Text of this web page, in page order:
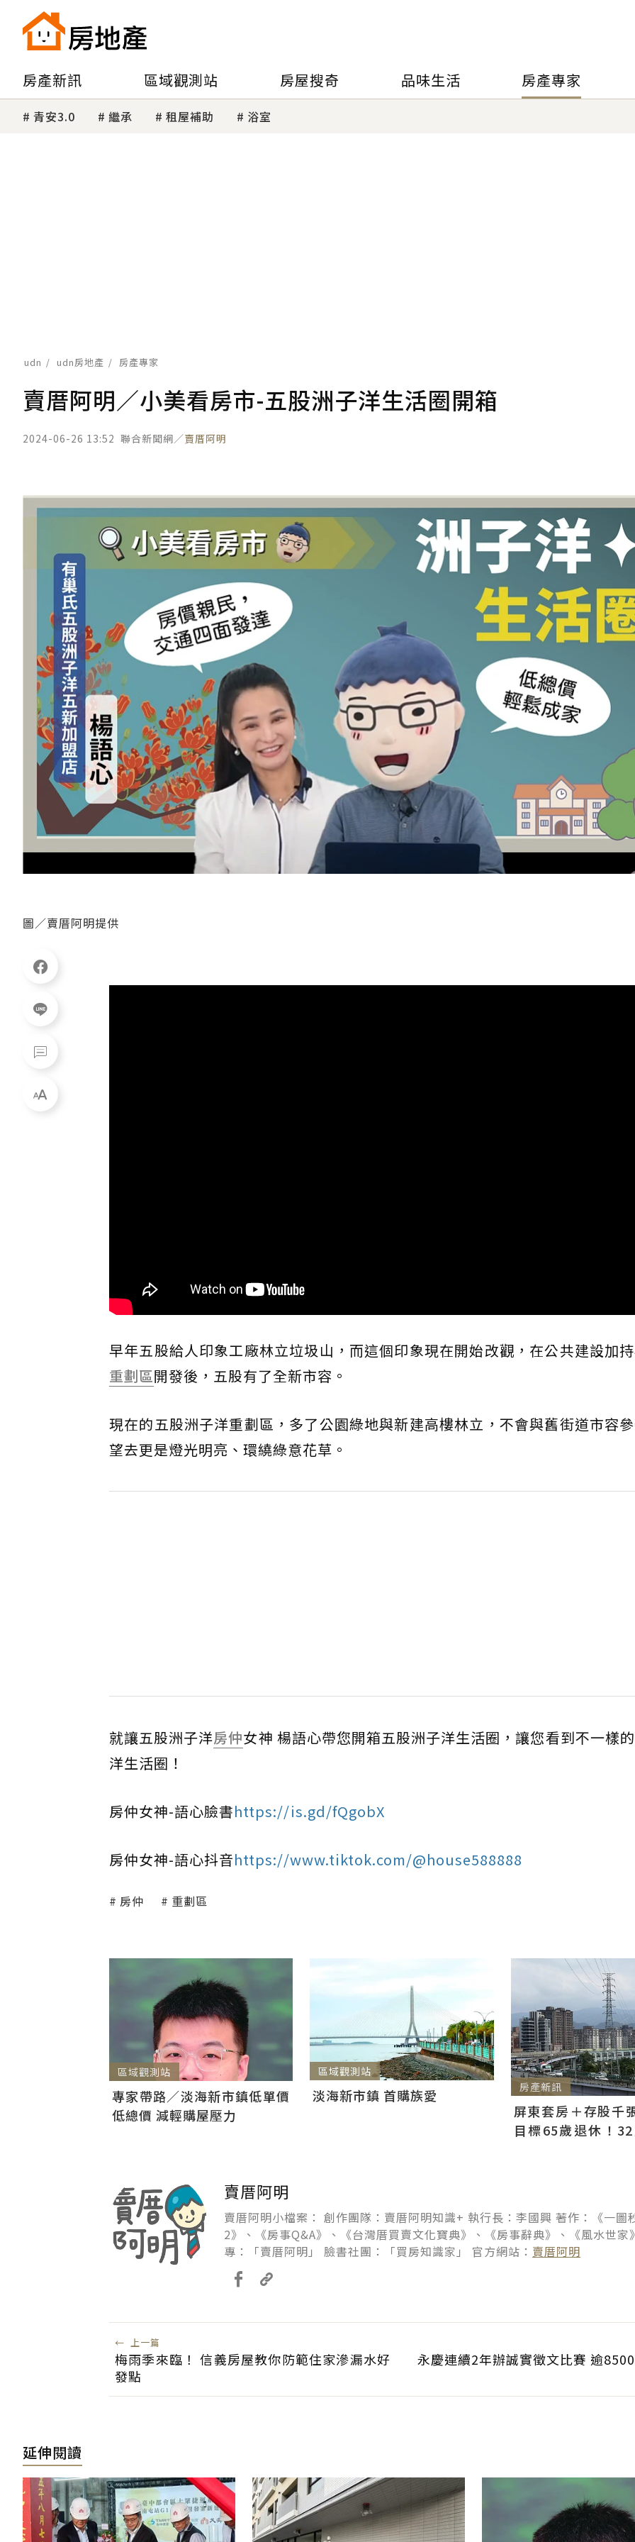
房產新訊 區域觀測站 房屋搜奇 品味生活 房產專家
青安3.0 繼承 租屋補助 浴室
udn udn房地產 房產專家
賣厝阿明／小美看房市-五股洲子洋生活圈開箱
2024-06-26 13:52 聯合新聞網／賣厝阿明
圖／賣厝阿明提供
早年五股給人印象工廠林立垃圾山，而這個印象現在開始改觀，在公共建設加
重劃區開發後，五股有了全新市容。
現在的五股洲子洋重劃區，多了公園綠地與新建高樓林立，不會與舊街道市容
望去更是燈光明亮、環繞綠意花草。
就讓五股洲子洋房仲女神 楊語心帶您開箱五股洲子洋生活圈，讓您看到不一樣
洋生活圈！
房仲女神-語心臉書https://is.gd/fQgobX
房仲女神-語心抖音https://www.tiktok.com/@house588888
房仲 重劃區
區域觀測站
專家帶路／淡海新市鎮低單價
低總價 減輕購屋壓力
區域觀測站
淡海新市鎮 首購族愛 房產新訊
屏東套房＋存股千
目標65歲退休！
賣厝阿明
賣厝阿明小檔案： 創作團隊：賣厝阿明知識+ 執行長：李國興 著作：《一圖
2》、《房事Q&A》、《台灣厝買賣文化寶典》、《房事辭典》、《風水世家
專：「賣厝阿明」 臉書社團：「買房知識家」 官方網站： 賣厝阿明
← 上一篇
梅雨季來臨！ 信義房屋教你防範住家滲漏水好
發點
永慶連續2年辦誠實徵文比賽 逾
延伸閱讀